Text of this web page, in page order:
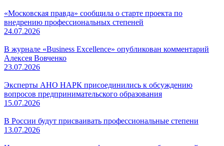
«Московская правда» сообщила о старте проекта по
внедрению профессиональных степеней
24.07.2026
В журнале «Business Excellence» опубликован комментарий
Алексея Вовченко
23.07.2026
Эксперты АНО НАРК присоединились к обсуждению
вопросов предпринимательского образования
15.07.2026
В России будут присваивать профессиональные степени
13.07.2026